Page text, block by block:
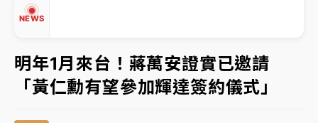
NEWS
中信慈善基金會想增加董事人數！辜仲諒向法院聲請遭
駁 理由曝光
故宮《龍藏經》特展第2檔！今線上預約開賣一度塞車
周六起展出延長至晚上7時
台東農業處長涉圖利渡假村！東檢抗告成功 今重開羈
明年1月來台！蔣萬安證實已邀請
「黃仁勳有望參加輝達簽約儀式」